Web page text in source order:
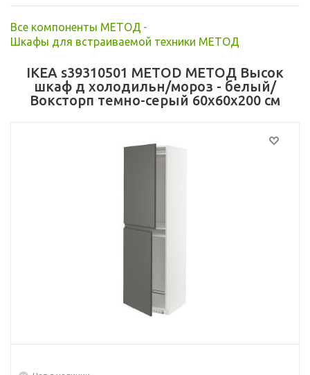
Все компоненты МЕТОД -
Шкафы для встраиваемой техники МЕТОД
IKEA s39310501 METOD МЕТОД Высок
шкаф д холодильн/мороз - белый/
Воксторп темно-серый 60x60x200 см